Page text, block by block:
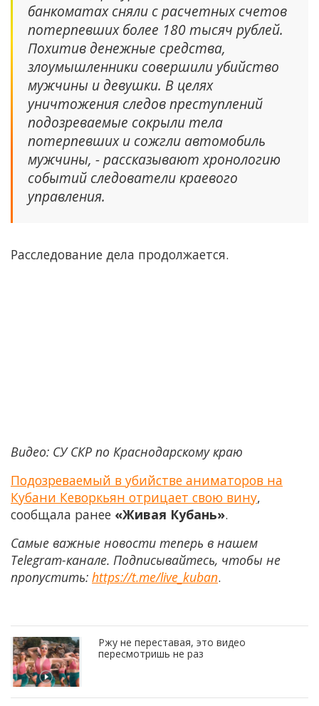
банкоматах сняли с расчетных счетов
потерпевших более 180 тысяч рублей.
Похитив денежные средства,
злоумышленники совершили убийство
мужчины и девушки. В целях
уничтожения следов преступлений
подозреваемые сокрыли тела
потерпевших и сожгли автомобиль
мужчины, - рассказывают хронологию
событий следователи краевого
управления.
Расследование дела продолжается.
Видео: СУ СКР по Краснодарскому краю
Подозреваемый в убийстве аниматоров на
Кубани Кеворкьян отрицает свою вину,
сообщала ранее «Живая Кубань».
Самые важные новости теперь в нашем
Telegram-канале. Подписывайтесь, чтобы не
пропустить: https://t.me/live_kuban.
Ржу не переставая, это видео
пересмотришь не раз